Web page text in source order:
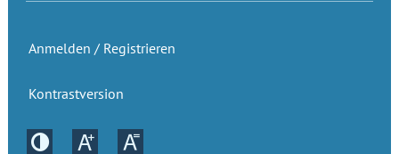
Anmelden / Registrieren
Kontrastversion
Kontrastversion